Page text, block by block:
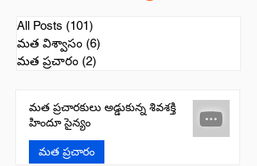
All Posts (101)
మత విశ్వాసం (6)
మత ప్రచారం (2)
మత ప్రచారకులు అడ్డుకున్న శివశక్తి
హిందూ సైన్యం
మత ప్రచారం